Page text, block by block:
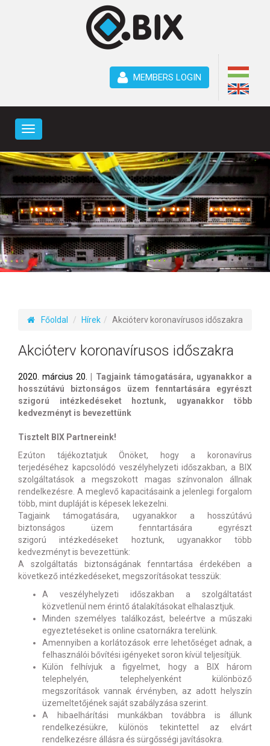
MEMBERS LOGIN
Főoldal Hírek Akcióterv koronavírusos időszakra
Akcióterv koronavírusos időszakra
2020. március 20.
| Tagjaink támogatására, ugyanakkor a
hosszútávú biztonságos üzem fenntartására egyrészt
szigorú intézkedéseket hoztunk, ugyanakkor több
kedvezményt is bevezettünk
Tisztelt BIX Partnereink!
Ezúton tájékoztatjuk Önöket, hogy a koronavírus
terjedéséhez kapcsolódó veszélyhelyzeti időszakban, a BIX
szolgáltatások a megszokott magas színvonalon állnak
rendelkezésre. A meglevő kapacitásaink a jelenlegi forgalom
több, mint dupláját is képesek lekezelni.
Tagjaink támogatására, ugyanakkor a hosszútávú
biztonságos üzem fenntartására egyrészt
szigorú intézkedéseket hoztunk, ugyanakkor több
kedvezményt is bevezettünk:
A szolgáltatás biztonságának fenntartása érdekében a
következő intézkedéseket, megszorításokat tesszük:
A veszélyhelyzeti időszakban a szolgáltatást
közvetlenül nem érintő átalakításokat elhalasztjuk.
Minden személyes találkozást, beleértve a műszaki
egyeztetéseket is online csatornákra terelünk.
Amennyiben a korlátozások erre lehetőséget adnak, a
felhasználói bővítési igényeket soron kívül teljesítjük.
Külön felhívjuk a figyelmet, hogy a BIX három
telephelyén, telephelyenként különböző
megszorítások vannak érvényben, az adott helyszín
üzemeltetőjének saját szabályzása szerint.
A hibaelhárítási munkákban továbbra is állunk
rendelkezésükre, különös tekintettel az elvárt
rendelkezésre állásra és sürgősségi javításokra.